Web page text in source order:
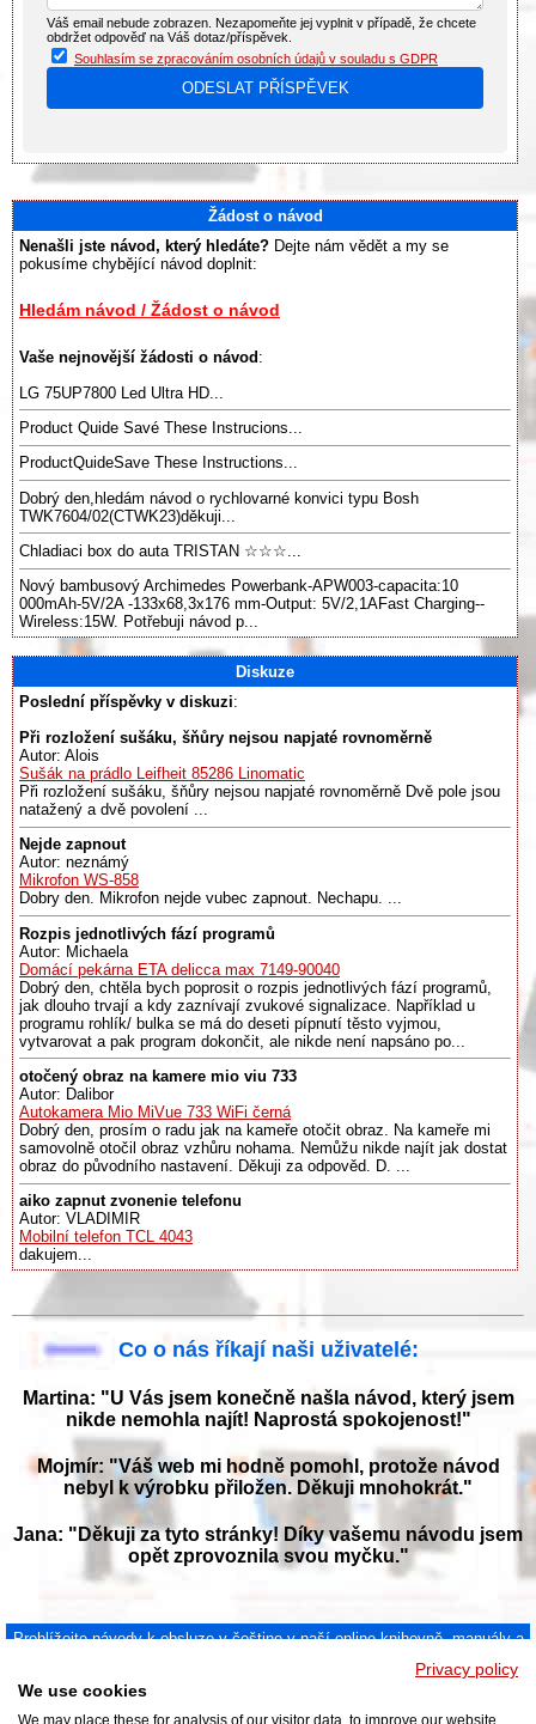
Váš email nebude zobrazen. Nezapomeňte jej vyplnit v případě, že chcete
obdržet odpověď na Váš dotaz/příspěvek.
Souhlasím se zpracováním osobních údajů v souladu s GDPR
Žádost o návod
Nenašli jste návod, který hledáte? Dejte nám vědět a my se
pokusíme chybějící návod doplnit:
Hledám návod / Žádost o návod
Vaše nejnovější žádosti o návod :
LG 75UP7800 Led Ultra HD...
Product Quide Savé These Instrucions...
ProductQuideSave These Instructions...
Dobrý den,hledám návod o rychlovarné konvici typu Bosh
TWK7604/02(CTWK23)děkuji...
Chladiaci box do auta TRISTAN ☆☆☆...
Nový bambusový Archimedes Powerbank-APW003-capacita:10
000mAh-5V/2A -133x68,3x176 mm-Output: 5V/2,1AFast Charging--
Wireless:15W. Potřebuji návod p...
Diskuze
Poslední příspěvky v diskuzi:
Při rozložení sušáku, šňůry nejsou napjaté rovnoměrně
Autor: Alois
Sušák na prádlo Leifheit 85286 Linomatic
Při rozložení sušáku, šňůry nejsou napjaté rovnoměrně Dvě pole jsou
natažený a dvě povolení ...
Nejde zapnout
Autor: neznámý
Mikrofon WS-858
Dobry den. Mikrofon nejde vubec zapnout. Nechapu. ...
Rozpis jednotlivých fází programů
Autor: Michaela
Domácí pekárna ETA delicca max 7149-90040
Dobrý den, chtěla bych poprosit o rozpis jednotlivých fází programů,
jak dlouho trvají a kdy zaznívají zvukové signalizace. Například u
programu rohlík/ bulka se má do deseti pípnutí těsto vyjmou,
vytvarovat a pak program dokončit, ale nikde není napsáno po...
otočený obraz na kamere mio viu 733
Autor: Dalibor
Autokamera Mio MiVue 733 WiFi černá
Dobrý den, prosím o radu jak na kameře otočit obraz. Na kameře mi
samovolně otočil obraz vzhůru nohama. Nemůžu nikde najít jak dostat
obraz do původního nastavení. Děkuji za odpověd. D. ...
aiko zapnut zvonenie telefonu
Autor: VLADIMIR
Mobilní telefon TCL 4043
dakujem...
Co o nás říkají naši uživatelé:
Martina: "U Vás jsem konečně našla návod, který jsem
nikde nemohla najít! Naprostá spokojenost!"
Mojmír: "Váš web mi hodně pomohl, protože návod
nebyl k výrobku přiložen. Děkuji mnohokrát."
Jana: "Děkuji za tyto stránky! Díky vašemu návodu jsem
opět zprovoznila svou myčku."
Prohlížejte návody k obsluze v češtine v naší online knihovně, manuály a
neustále aktualizována a doplňována o nové výrobky. Sháníte návod?
NAVOD-K-OBSLUZE.cz
|Jak přeložit PDF do češtiny Kontakt
Privacy policy
We use cookies
We may place these for analysis of our visitor data, to improve our website,